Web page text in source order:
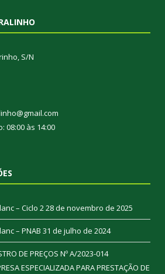
S/N
08:00 às 14:00
– Ciclo 228 de novembro de 2025
– PNAB 31 de julho de 2024
DE PREÇOS Nº A/2023-014
ESPECIALIZADA PARA PRESTAÇÃO DE